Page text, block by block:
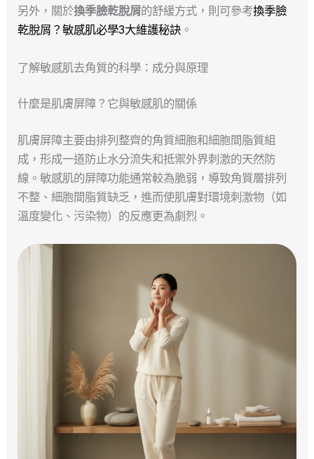
另外，關於換季臉乾脫屑的舒緩方式，則可參考換季臉
乾脫屑？敏感肌必學3大維護秘訣 。
了解敏感肌去角質的科學：成分與原理
什麼是肌膚屏障？它與敏感肌的關係
肌膚屏障主要由排列整齊的角質細胞和細胞間脂質組
成，形成一道防止水分流失和抵禦外界刺激的天然防
線。敏感肌的屏障功能通常較為脆弱，導致角質層排列
不整、細胞間脂質缺乏，進而使肌膚對環境刺激物（如
溫度變化、污染物）的反應更為劇烈。